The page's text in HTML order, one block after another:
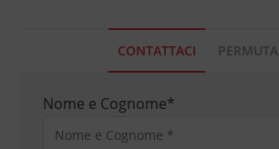
CONTATTACI PERMUTA
Nome e Cognome*